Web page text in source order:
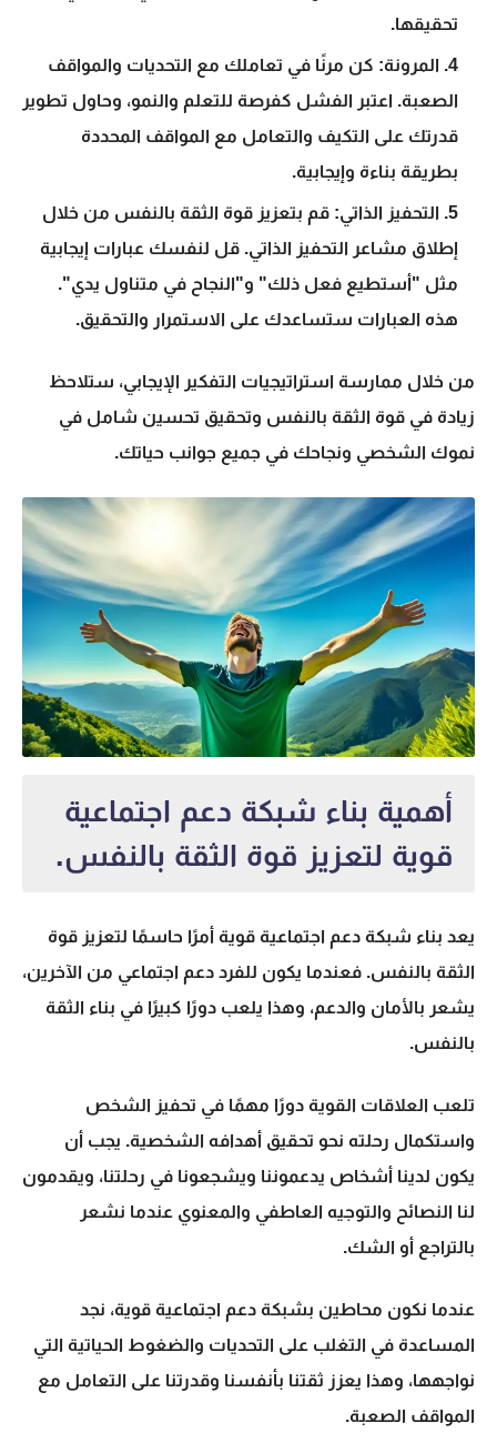
تحقيقها.
المرونة: كن مرنًا في تعاملك مع التحديات والمواقف
الصعبة. اعتبر الفشل كفرصة للتعلم والنمو، وحاول تطوير
قدرتك على التكيف والتعامل مع المواقف المحددة
بطريقة بناءة وإيجابية.
التحفيز الذاتي: قم بتعزيز قوة الثقة بالنفس من خلال
إطلاق مشاعر التحفيز الذاتي. قل لنفسك عبارات إيجابية
مثل "أستطيع فعل ذلك" و"النجاح في متناول يدي".
هذه العبارات ستساعدك على الاستمرار والتحقيق.
من خلال ممارسة استراتيجيات التفكير الإيجابي، ستلاحظ
زيادة في قوة الثقة بالنفس وتحقيق تحسين شامل في
نموك الشخصي ونجاحك في جميع جوانب حياتك.
أهمية بناء شبكة دعم اجتماعية
قوية لتعزيز قوة الثقة بالنفس.
يعد بناء شبكة دعم اجتماعية قوية أمرًا حاسمًا لتعزيز قوة
الثقة بالنفس. فعندما يكون للفرد دعم اجتماعي من الآخرين،
يشعر بالأمان والدعم، وهذا يلعب دورًا كبيرًا في بناء الثقة
بالنفس.
تلعب العلاقات القوية دورًا مهمًا في تحفيز الشخص
واستكمال رحلته نحو تحقيق أهدافه الشخصية. يجب أن
يكون لدينا أشخاص يدعموننا ويشجعونا في رحلتنا، ويقدمون
لنا النصائح والتوجيه العاطفي والمعنوي عندما نشعر
بالتراجع أو الشك.
عندما نكون محاطين بشبكة دعم اجتماعية قوية، نجد
المساعدة في التغلب على التحديات والضغوط الحياتية التي
نواجهها، وهذا يعزز ثقتنا بأنفسنا وقدرتنا على التعامل مع
المواقف الصعبة.